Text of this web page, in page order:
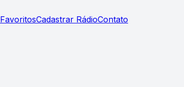
FavoritosCadastrar RádioContato